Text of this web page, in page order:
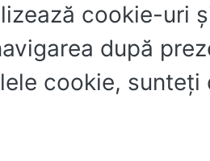
cookie-uri
după
cookie,